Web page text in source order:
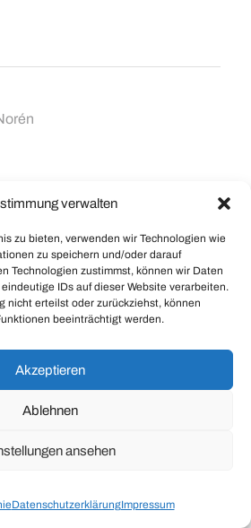
verwalten
zu bieten, verwenden wir Technologien wie
zu speichern und/oder darauf
Technologien zustimmst, können wir Daten
IDs auf dieser Website verarbeiten.
nicht erteilst oder zurückziehst, können
beeinträchtigt werden.
Akzeptieren
Ablehnen
ansehen
DatenschutzerklärungImpressum